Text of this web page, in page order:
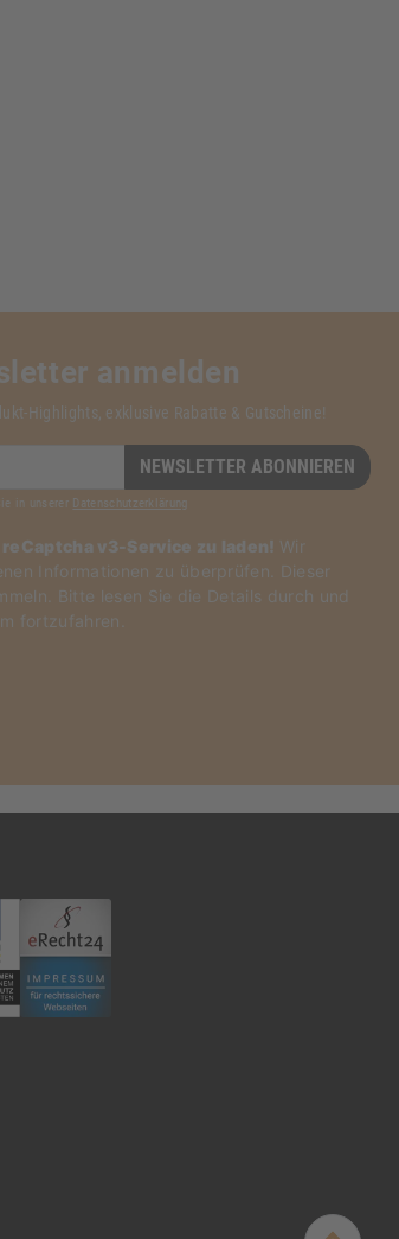
anmelden
Highlights, exklusive Rabatte & Gutscheine!
NEWSLETTER ABONNIEREN
in unserer Datenschutzerklärung
v3-Service zu laden! Wir
Informationen zu überprüfen. Dieser
Bitte lesen Sie die Details durch und
fortzufahren.